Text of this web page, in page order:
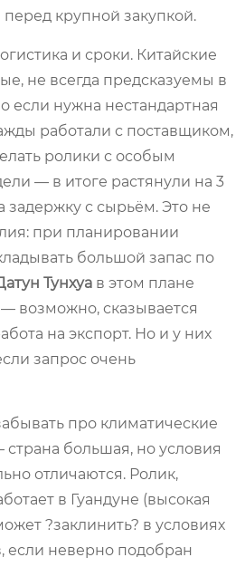
перед крупной закупкой.
и сроки. Китайские
не всегда предсказуемы в
если нужна нестандартная
работали с поставщиком,
ролики с особым
— в итоге растянули на 3
задержку с сырьём. Это не
при планировании
большой запас по
Тунхуа в этом плане
возможно, сказывается
на экспорт. Но и у них
запрос очень
про климатические
большая, но условия
отличаются. Ролик,
в Гуандуне (высокая
?заклинить? в условиях
если неверно подобран